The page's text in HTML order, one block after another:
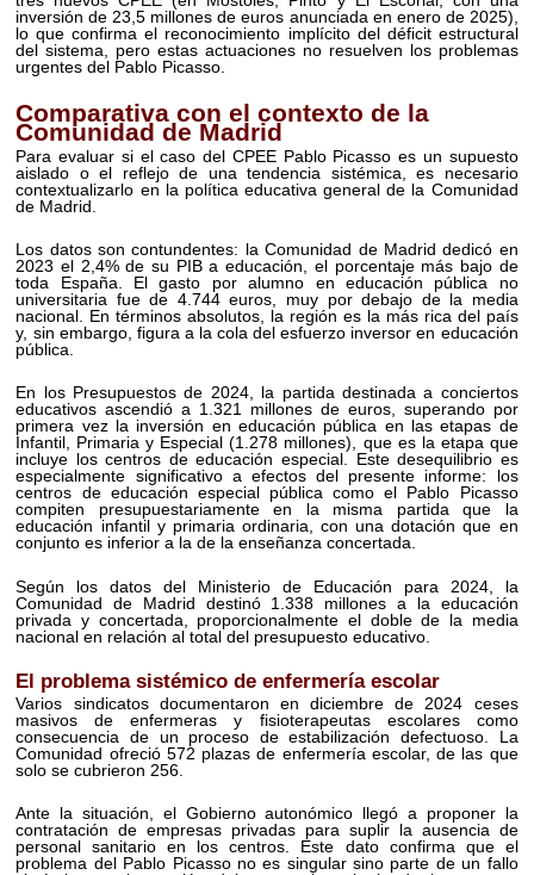
inversión de 23,5 millones de euros anunciada en enero de 2025),
lo que confirma el reconocimiento implícito del déficit estructural
del sistema, pero estas actuaciones no resuelven los problemas
urgentes del Pablo Picasso.
Comparativa con el contexto de la
Comunidad de Madrid
Para evaluar si el caso del CPEE Pablo Picasso es un supuesto
aislado o el reflejo de una tendencia sistémica, es necesario
contextualizarlo en la política educativa general de la Comunidad
de Madrid.
Los datos son contundentes: la Comunidad de Madrid dedicó en
2023 el 2,4% de su PIB a educación, el porcentaje más bajo de
toda España. El gasto por alumno en educación pública no
universitaria fue de 4.744 euros, muy por debajo de la media
nacional. En términos absolutos, la región es la más rica del país
y, sin embargo, figura a la cola del esfuerzo inversor en educación
pública.
En los Presupuestos de 2024, la partida destinada a conciertos
educativos ascendió a 1.321 millones de euros, superando por
primera vez la inversión en educación pública en las etapas de
Infantil, Primaria y Especial (1.278 millones), que es la etapa que
incluye los centros de educación especial. Este desequilibrio es
especialmente significativo a efectos del presente informe: los
centros de educación especial pública como el Pablo Picasso
compiten presupuestariamente en la misma partida que la
educación infantil y primaria ordinaria, con una dotación que en
conjunto es inferior a la de la enseñanza concertada.
Según los datos del Ministerio de Educación para 2024, la
Comunidad de Madrid destinó 1.338 millones a la educación
privada y concertada, proporcionalmente el doble de la media
nacional en relación al total del presupuesto educativo.
El problema sistémico de enfermería escolar
Varios sindicatos documentaron en diciembre de 2024 ceses
masivos de enfermeras y fisioterapeutas escolares como
consecuencia de un proceso de estabilización defectuoso. La
Comunidad ofreció 572 plazas de enfermería escolar, de las que
solo se cubrieron 256.
Ante la situación, el Gobierno autonómico llegó a proponer la
contratación de empresas privadas para suplir la ausencia de
personal sanitario en los centros. Este dato confirma que el
problema del Pablo Picasso no es singular sino parte de un fallo